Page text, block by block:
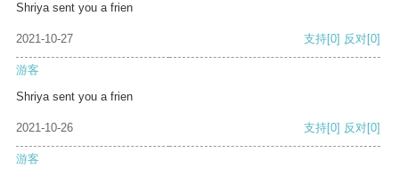
Shriya sent you a frien
2021-10-27 支持[0] 反对[0]
游客
Shriya sent you a frien
2021-10-26 支持[0] 反对[0]
游客